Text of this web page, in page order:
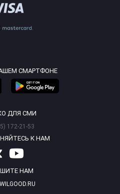
СМАРТФОНЕ
ДЛЯ СМИ
172-21-53
К НАМ
НАМ